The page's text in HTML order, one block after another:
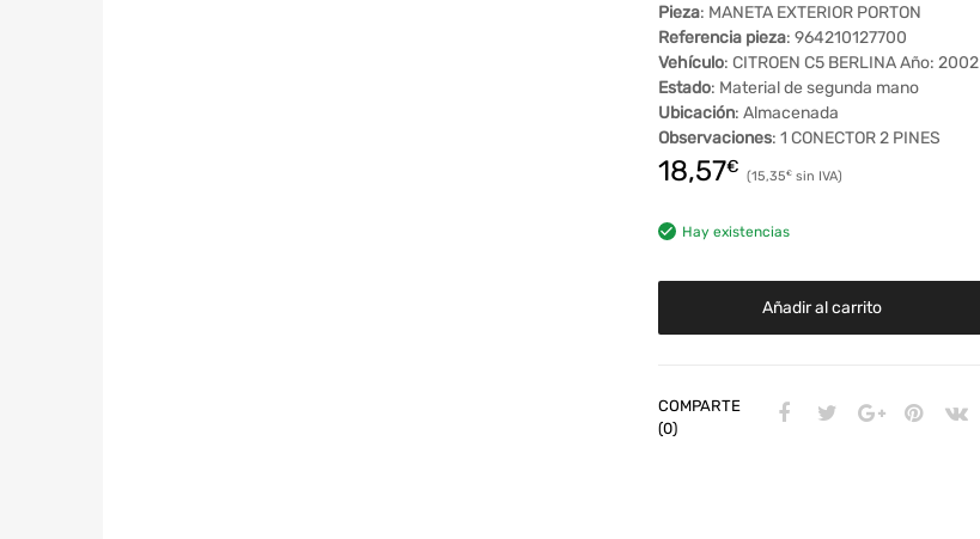
Pieza: MANETA EXTERIOR PORTON
Referencia pieza: 964210127700
Vehículo: CITROEN C5 BERLINA Año: 2002
Estado: Material de segunda mano
Ubicación: Almacenada
Observaciones: 1 CONECTOR 2 PINES
18,57€ 15,35€
Hay existencias
Añadir al carrito
COMPARTE
(0)